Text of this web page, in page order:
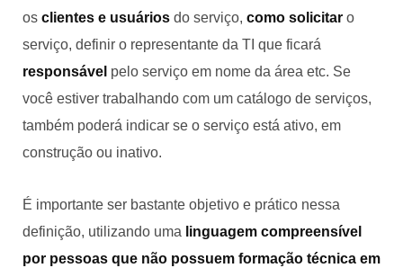
os clientes e usuários do serviço, como solicitar o
serviço, definir o representante da TI que ficará
responsável pelo serviço em nome da área etc. Se
você estiver trabalhando com um catálogo de serviços,
também poderá indicar se o serviço está ativo, em
construção ou inativo.
É importante ser bastante objetivo e prático nessa
definição, utilizando uma linguagem compreensível
por pessoas que não possuem formação técnica em